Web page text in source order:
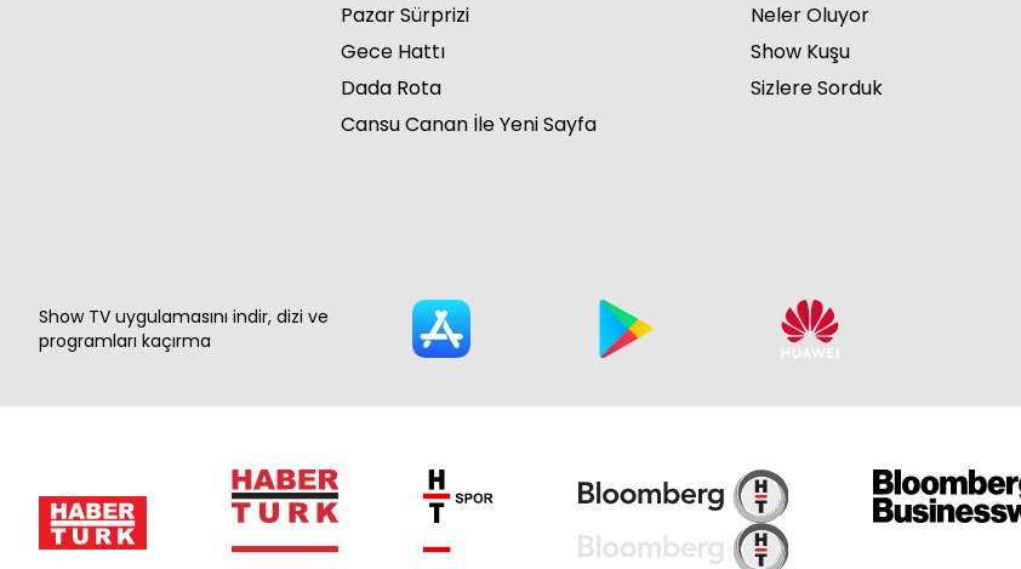
Pazar Sürprizi
Gece Hattı
Dada Rota
Cansu Canan İle Yeni Sayfa
Neler Oluyor
Show Kuşu
Sizlere Sorduk
Show TV uygulamasını indir, dizi ve
programları kaçırma